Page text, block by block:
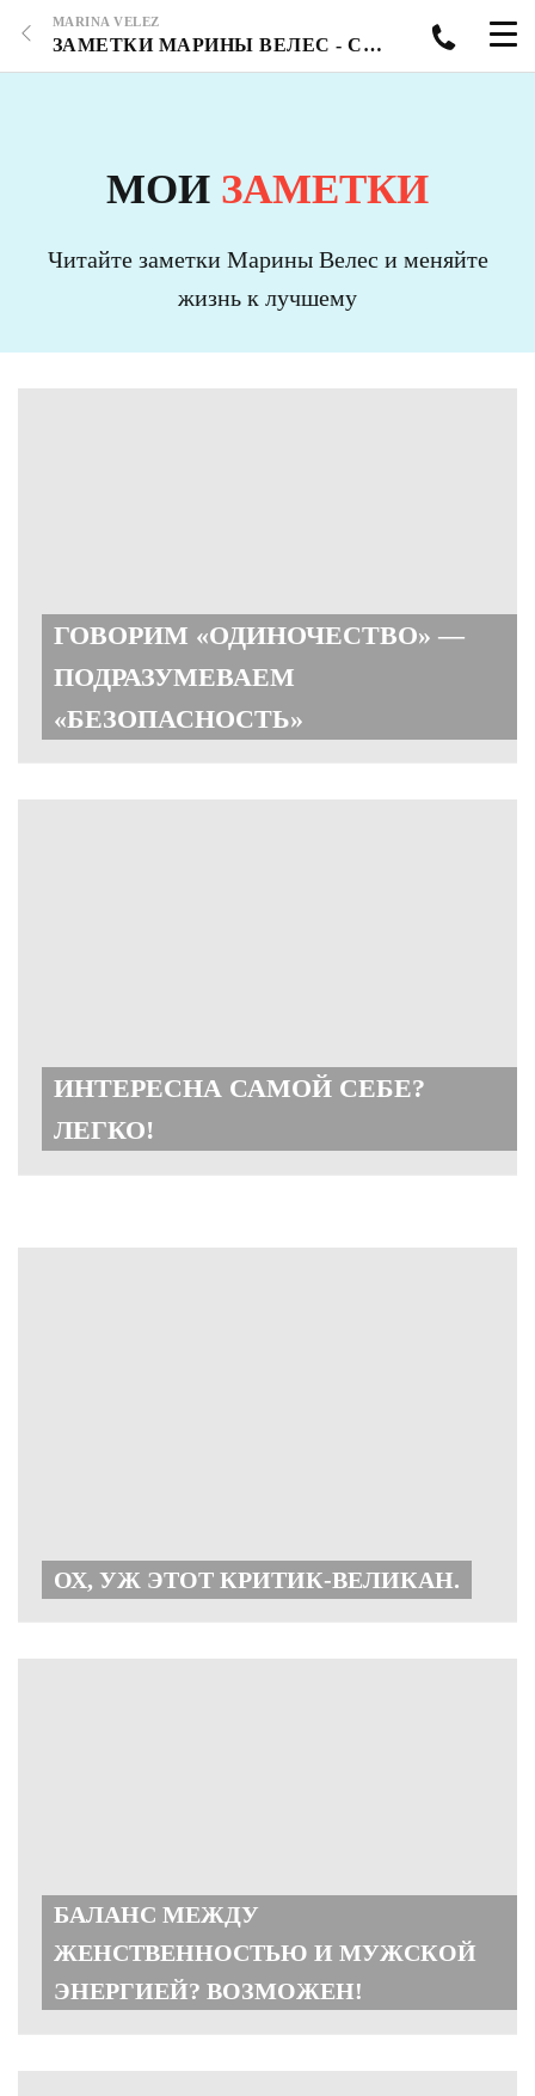
MARINA VELEZ
ЗАМЕТКИ МАРИНЫ ВЕЛЕС - СТРАНИЦА 14
МОИ ЗАМЕТКИ
Читайте заметки Марины Велес и меняйте
жизнь к лучшему
ГОВОРИМ «ОДИНОЧЕСТВО» —
ПОДРАЗУМЕВАЕМ
«БЕЗОПАСНОСТЬ»
ИНТЕРЕСНА САМОЙ СЕБЕ?
ЛЕГКО!
ОХ, УЖ ЭТОТ КРИТИК-ВЕЛИКАН.
БАЛАНС МЕЖДУ
ЖЕНСТВЕННОСТЬЮ И МУЖСКОЙ
ЭНЕРГИЕЙ? ВОЗМОЖЕН!